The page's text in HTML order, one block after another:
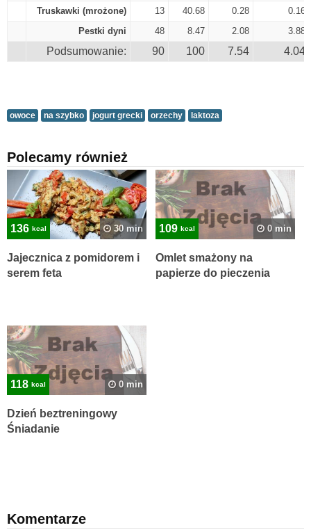
Truskawki (mrożone) 13 40.68 0.28
0.16
Pestki dyni
48 8.47 2.08 3.88
Podsumowanie: 90 100 7.54 4.04
owoce na szybko jogurt grecki orzechy laktoza
Polecamy również
136 kcal 30 min
Jajecznica z pomidorem i
serem feta
109 kcal 0 min
Omlet smażony na
papierze do pieczenia
118 kcal 0 min
Dzień beztreningowy
Śniadanie
Komentarze